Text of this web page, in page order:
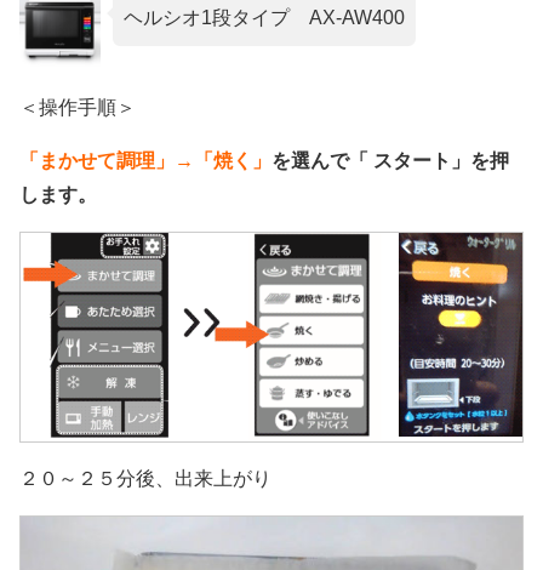
ヘルシオ1段タイプ AX-AW400
＜操作手順＞
「まかせて調理」→「焼く」 を選んで「 スタート」を押
します。
２０～２５分後、出来上がり